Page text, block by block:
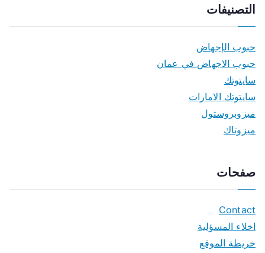
التصنيفات
حبوب الإجهاض
حبوب الاجهاض في عمان
سايتوتك
سايتوتك الامارات
ميزوبروستول
ميزوتاك
صفحات
Contact
اخلاء المسؤلية
خريطة الموقع